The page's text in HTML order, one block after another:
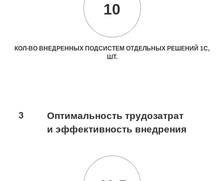
10
КОЛ-ВО ВНЕДРЕННЫХ ПОДСИСТЕМ ОТДЕЛЬНЫХ РЕШЕНИЙ 1С,
ШТ.
3
Оптимальность трудозатрат
и эффективность внедрения